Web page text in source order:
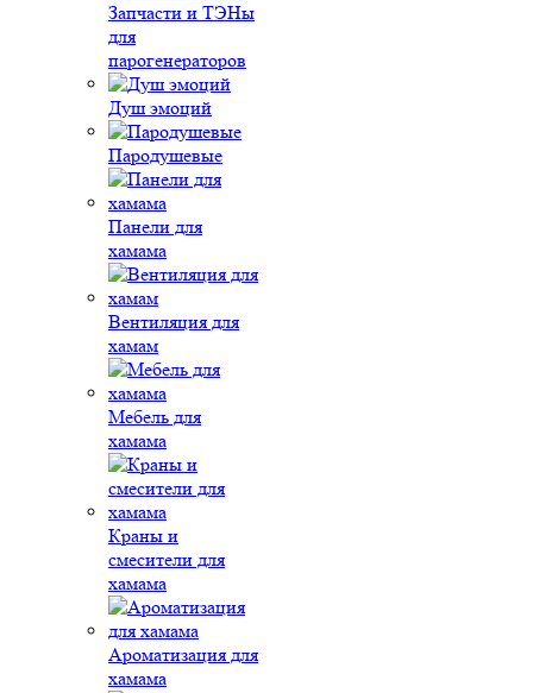
Запчасти и ТЭНы
для
парогенераторов
Душ эмоций
Пародушевые
Панели для
хамама
Вентиляция для
хамам
Мебель для
хамама
Краны и
смесители для
хамама
Ароматизация для
хамама